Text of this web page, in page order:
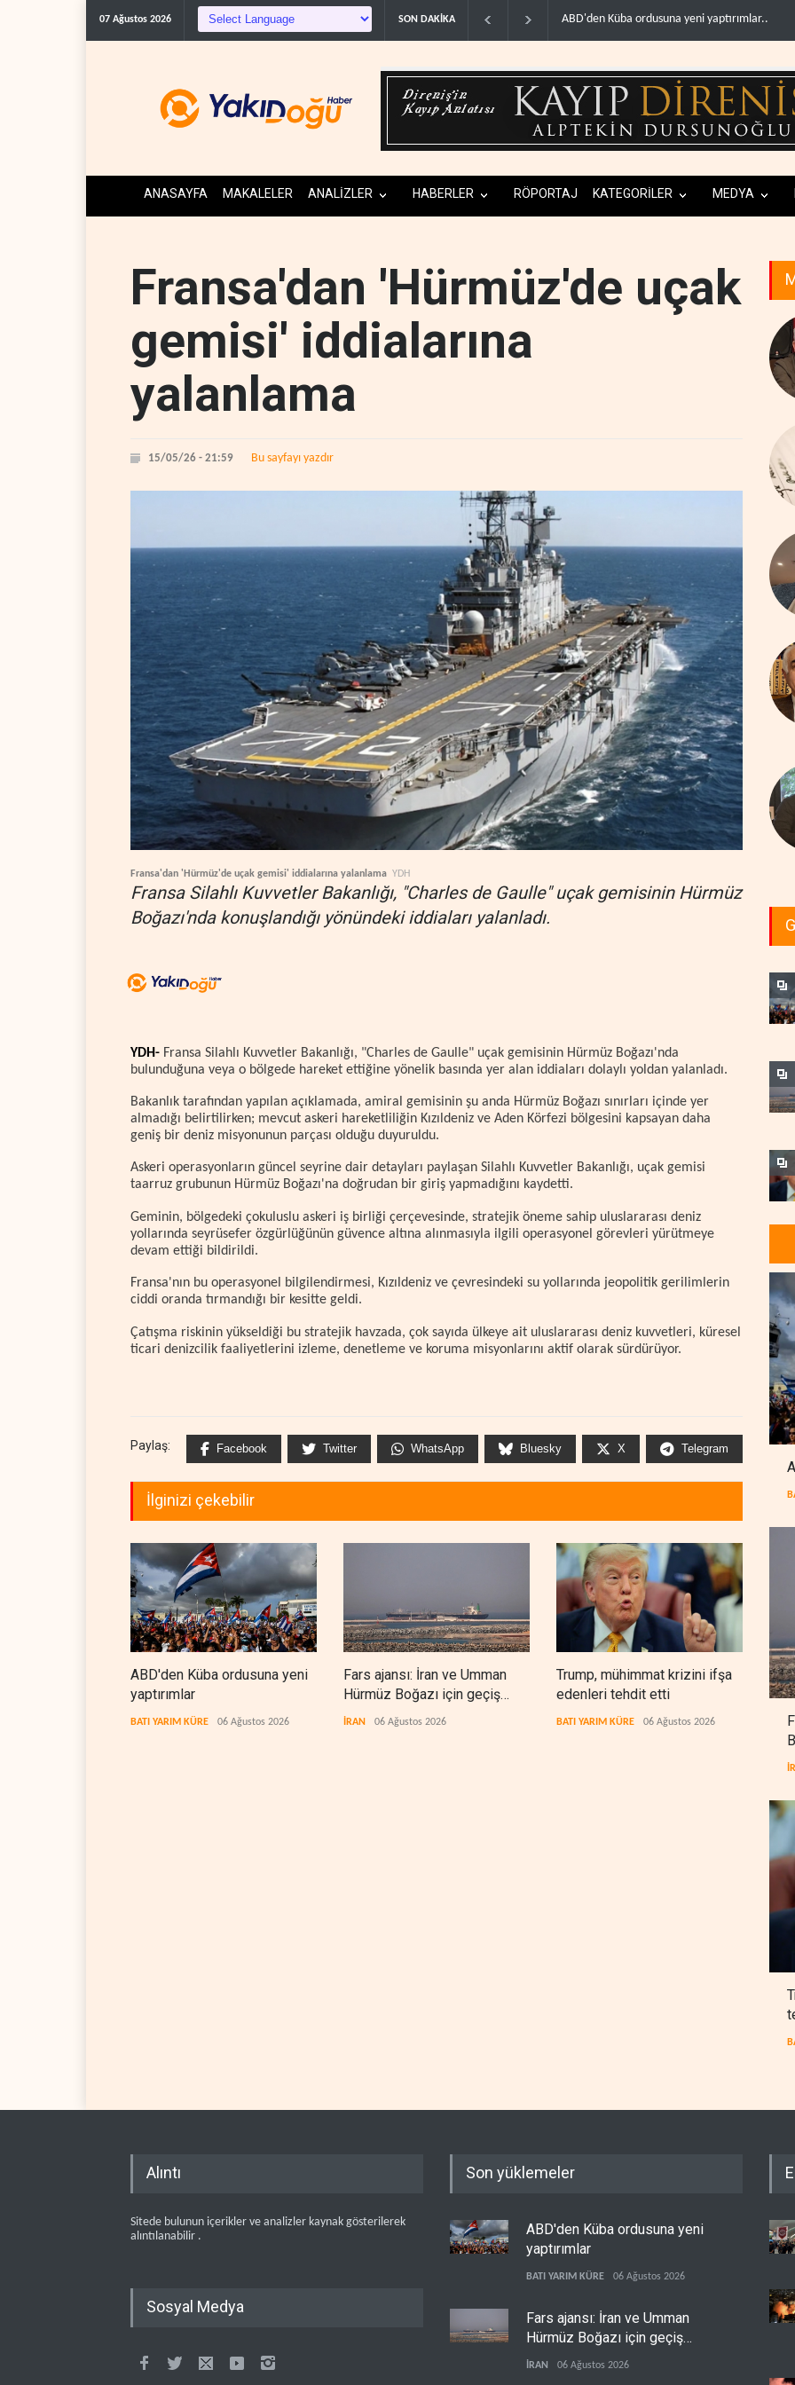
07 Ağustos 2026 SON DAKİKA ABD'den Küba ordusuna yeni yaptırımlar.. Fars ajansı:
ANASAYFA MAKALELER ANALİZLER HABERLER RÖPORTAJ KATEGORİLER MEDYA
Fransa'dan 'Hürmüz'de uçak
gemisi' iddialarına
yalanlama
15/05/26 - 21:59 Bu sayfayı yazdır
Fransa'dan 'Hürmüz'de uçak gemisi' iddialarına yalanlama YDH
Fransa Silahlı Kuvvetler Bakanlığı, "Charles de Gaulle" uçak gemisinin Hürmüz
Boğazı'nda konuşlandığı yönündeki iddiaları yalanladı.
YDH- Fransa Silahlı Kuvvetler Bakanlığı, "Charles de Gaulle" uçak gemisinin Hürmüz Boğazı'nda
bulunduğuna veya o bölgede hareket ettiğine yönelik basında yer alan iddiaları dolaylı yoldan yalanladı.
Bakanlık tarafından yapılan açıklamada, amiral gemisinin şu anda Hürmüz Boğazı sınırları içinde yer
almadığı belirtilirken; mevcut askeri hareketliliğin Kızıldeniz ve Aden Körfezi bölgesini kapsayan daha
geniş bir deniz misyonunun parçası olduğu duyuruldu.
Askeri operasyonların güncel seyrine dair detayları paylaşan Silahlı Kuvvetler Bakanlığı, uçak gemisi
taarruz grubunun Hürmüz Boğazı'na doğrudan bir giriş yapmadığını kaydetti.
Geminin, bölgedeki çokuluslu askeri iş birliği çerçevesinde, stratejik öneme sahip uluslararası deniz
yollarında seyrüsefer özgürlüğünün güvence altına alınmasıyla ilgili operasyonel görevleri yürütmeye
devam ettiği bildirildi.
Fransa'nın bu operasyonel bilgilendirmesi, Kızıldeniz ve çevresindeki su yollarında jeopolitik gerilimlerin
ciddi oranda tırmandığı bir kesitte geldi.
Çatışma riskinin yükseldiği bu stratejik havzada, çok sayıda ülkeye ait uluslararası deniz kuvvetleri, küresel
ticari denizcilik faaliyetlerini izleme, denetleme ve koruma misyonlarını aktif olarak sürdürüyor.
Paylaş: Facebook Twitter WhatsApp Bluesky X Telegram
İlginizi çekebilir
ABD'den Küba ordusuna yeni
yaptırımlar
BATI YARIM KÜRE 06 Ağustos 2026
Fars ajansı: İran ve Umman
Hürmüz Boğazı için geçiş
koridorlarında anlaştı
İRAN 06 Ağustos 2026
Trump, mühimmat krizini ifşa
edenleri tehdit etti
BATI YARIM KÜRE 06 Ağustos 2026 BATI
Alıntı
Sitede bulunun içerikler ve analizler kaynak gösterilerek
alıntılanabilir .
Sosyal Medya
Son yüklemeler
ABD'den Küba ordusuna yeni
yaptırımlar
BATI YARIM KÜRE 06 Ağustos 2026
Fars ajansı: İran ve Umman
Hürmüz Boğazı için geçiş
koridorlarında anlaştı
İRAN 06 Ağustos 2026